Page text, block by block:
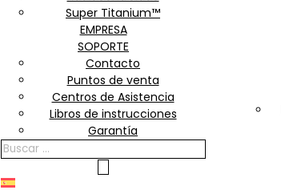
Super Titanium™
EMPRESA
SOPORTE
Contacto
Puntos de venta
Centros de Asistencia
Libros de instrucciones
Garantía
BÚSQUEDA
DE
PRODUCTOS